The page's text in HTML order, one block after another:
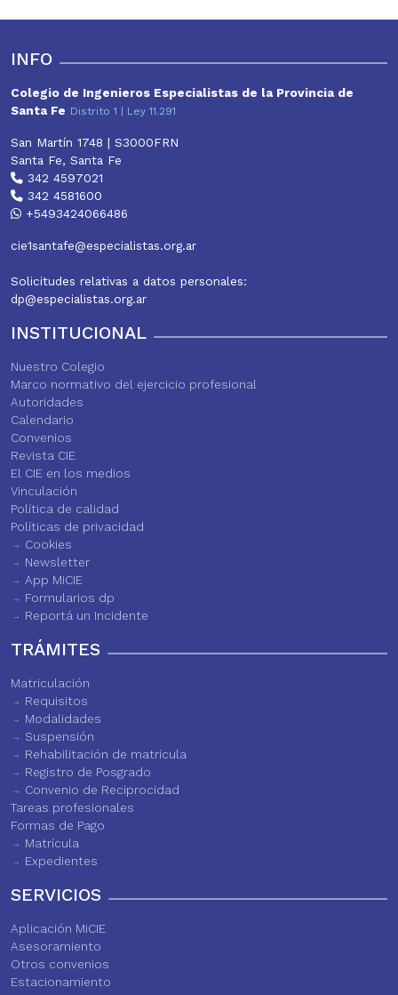
INFO
Colegio de Ingenieros Especialistas de la Provincia de
Santa Fe Distrito 1 | Ley 11.291
San Martín 1748 | S3000FRN
Santa Fe, Santa Fe
342 4597021
342 4581600
+5493424066486
cie1santafe@especialistas.org.ar
Solicitudes relativas a datos personales:
dp@especialistas.org.ar
INSTITUCIONAL
Nuestro Colegio
Marco normativo del ejercicio profesional
Autoridades
Calendario
Convenios
Revista CIE
El CIE en los medios
Vinculación
Política de calidad
Políticas de privacidad
Cookies
Newsletter
App MiCIE
Formularios dp
Reportá un Incidente
TRÁMITES
Matriculación
Requisitos
Modalidades
Suspensión
Rehabilitación de matrícula
Registro de Posgrado
Convenio de Reciprocidad
Tareas profesionales
Formas de Pago
Matrícula
Expedientes
SERVICIOS
Aplicación MiCIE
Asesoramiento
Otros convenios
Estacionamiento